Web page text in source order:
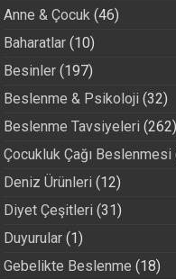
Anne & Çocuk (46)
Baharatlar (10)
Besinler (197)
Beslenme & Psikoloji (32)
Beslenme Tavsiyeleri (262)
Çocukluk Çağı Beslenmesi
Deniz Ürünleri (12)
Diyet Çeşitleri (31)
Duyurular (1)
Gebelikte Beslenme (18)